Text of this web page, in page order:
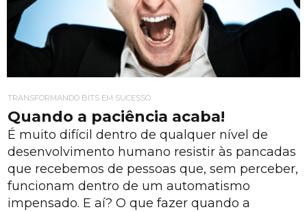
TRANSFORMANDO BITS EM SUCESSO
Quando a paciência acaba!
É muito difícil dentro de qualquer nível de
desenvolvimento humano resistir às pancadas
que recebemos de pessoas que, sem perceber,
funcionam dentro de um automatismo
impensado. E aí? O que fazer quando a